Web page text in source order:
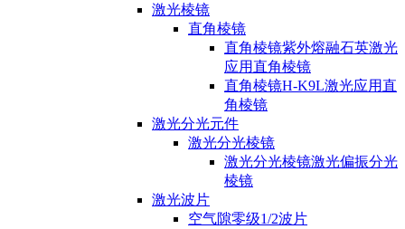
激光棱镜
直角棱镜
直角棱镜紫外熔融石英激光
应用直角棱镜
直角棱镜H-K9L激光应用直
角棱镜
激光分光元件
激光分光棱镜
激光分光棱镜激光偏振分光
棱镜
激光波片
空气隙零级1/2波片